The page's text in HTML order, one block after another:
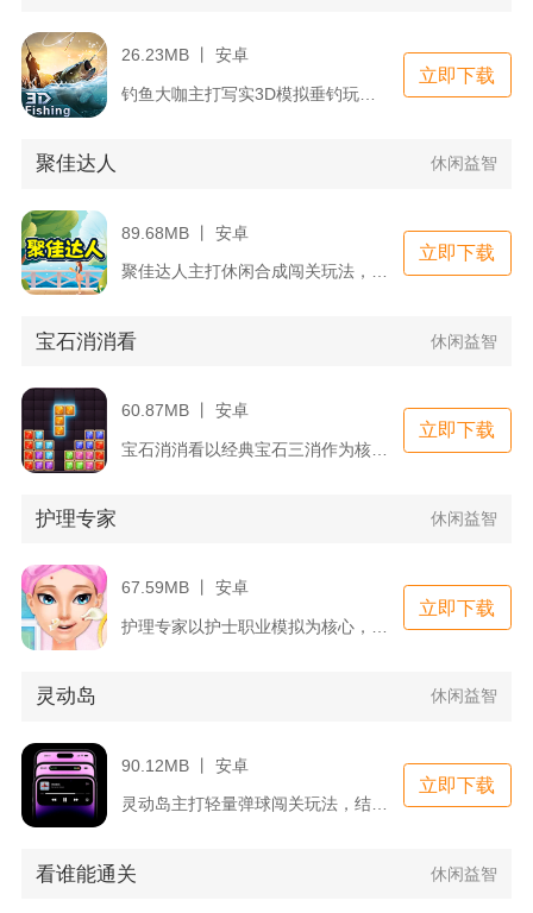
26.23MB 丨 安卓
钓鱼大咖主打写实3D模拟垂钓玩法，复刻台钓、野钓完整操作流程...
立即下载
聚佳达人 休闲益智
89.68MB 丨 安卓
聚佳达人主打休闲合成闯关玩法，操作门槛低，适合碎片化时间游玩...
立即下载
宝石消消看 休闲益智
60.87MB 丨 安卓
宝石消消看以经典宝石三消作为核心玩法，融合闯关收集、道具养成...
立即下载
护理专家 休闲益智
67.59MB 丨 安卓
立即下载
灵动岛 休闲益智
90.12MB 丨 安卓
灵动岛主打轻量弹球闯关玩法，结合手机顶部交互区域打造休闲体验...
立即下载
看谁能通关 休闲益智